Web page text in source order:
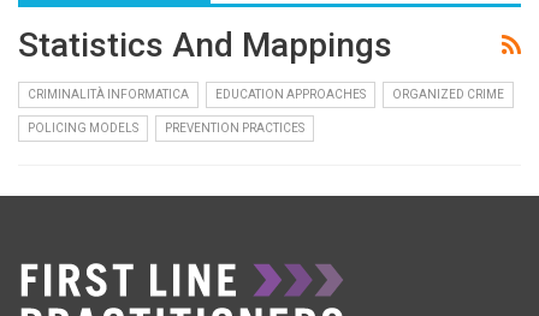
Statistics And Mappings
CRIMINALITÀ INFORMATICA EDUCATION APPROACHES ORGANIZED CRIME
POLICING MODELS PREVENTION PRACTICES